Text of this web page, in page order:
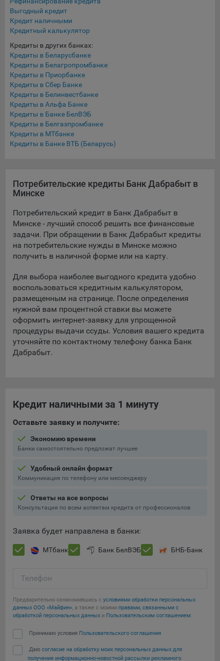
Подобные функции улучшают условия работы
пользователей с сайтом.
9.3. Файлы cookie предпочтений, например, для настройки
контента. Данные файлы cookie собирают информацию о
выборе пользователя на сайте и его предпочтениях и
позволяют Обществу «запомнить» информацию о
выбранном пользователем городе и других местных
настройках для того, чтобы соответствующим образом
настраивать сайт.
9.4. Аналитические файлы cookie, например
Яндекс.Метрика, Google Analytics. Данные файлы cookie
собирают информацию о том, как пользователь
использовал сайты, и позволяют Обществу вносить в них
сайта Общества посещаются чаще всего, помогают
выявлять трудности, возникающие при использовании
рекламы. Благодаря этому у Общества есть возможность
составить представление о тенденциях использования
сайта в целом. Общество использует информацию для
анализа трафика на сайтах.
аудитории и в рекламных целях, например Яндекс.Метрика,
Google Analytics.
Технические/Функциональные, хранятся не более года;
Необходимые для функционирования веб-аналитических
платформ «Google Analytics», «Яндекс.Метрика»
(статистические), установлены на сервере Общества и не
передаются третьим лицам, часть из которых хранятся во
определять предпочтения пользователей сайта, в том числе
меры по совершенствованию работы сайта исходя из
предпочтений пользователей.
интернет-сайты в режиме «Инкогнито», чтобы ограничить
хранимый на компьютере объем информации и
того, субъект персональных данных может удалить ранее
сохраненные файлов cookie выбрав соответствующую
Подробнее о параметрах управления можно ознакомиться,
перейдя по внешним ссылкам, ведущим на
соответствующие страницы сайтов основных браузеров:
Firefox
Safari
Opera
Microsoft Edge
Internet Explorer
Сохранить по умолчанию
Выгодный кредит
Кредит наличными
Кредитный калькулятор
Кредиты в других банках:
Кредиты в Беларусбанке
Кредиты в Белагропромбанке
Кредиты в Приорбанке
Кредиты в Сбер Банке
Кредиты в Белинвестбанке
Кредиты в Альфа Банке
Кредиты в Банке БелВЭБ
Кредиты в Белгазпромбанке
Кредиты в МТбанке
Кредиты в Банке ВТБ (Беларусь)
Потребительские кредиты Банк Дабрабыт в
Минске
Потребительский кредит в Банк Дабрабыт в
Минске - лучший способ решить все финансовые
задачи. При обращении в Банк Дабрабыт кредиты
на потребительские нужды в Минске можно
получить в наличной форме или на карту.
Для выбора наиболее выгодного кредита удобно
воспользоваться кредитным калькулятором,
размещенным на странице. После определения
нужной вам процентной ставки вы можете
оформить интернет-заявку для упрощенной
процедуры выдачи ссуды. Условия вашего кредита
уточняйте по контактному телефону банка Банк
Дабрабыт.
Кредит наличными за 1 минуту
Оставьте заявку и получите:
Экономию времени
Банки самостоятельно предложат лучшее
Удобный онлайн формат
Коммуникация по телефону или мессенджеру
Ответы на все вопросы
Консультация по всем аспектам кредита от профессионалов
Заявка будет направлена в банки:
МТбанк Банк БелВЭБ БНБ-Банк
Телефон
Предварительно ознакомившись с условиями обработки персональных
данных ООО «Майфин», а также с моими правами, связанными с
обработкой персональных данных и Пользовательским соглашением:
Принимаю условия Пользовательского соглашения
Даю согласие на обработку моих персональных данных для
получения информационно-новостной рассылки рекламного